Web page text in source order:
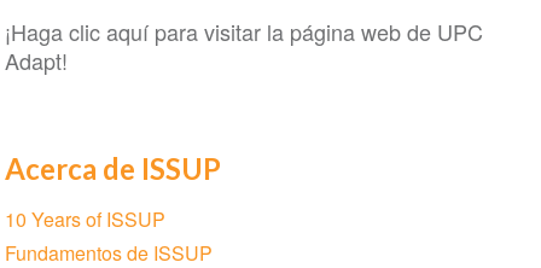
¡Haga clic aquí para visitar la página web de UPC
Adapt!
Acerca de ISSUP
Section
navigation
10 Years of ISSUP
Fundamentos de ISSUP